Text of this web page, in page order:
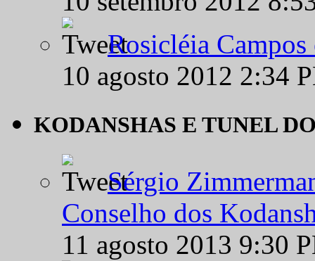
Rosicléia
10 agosto 2012 2:34
KODANSHAS E TUNEL
Sérgio
Conselho dos
11 agosto 2013 9:30